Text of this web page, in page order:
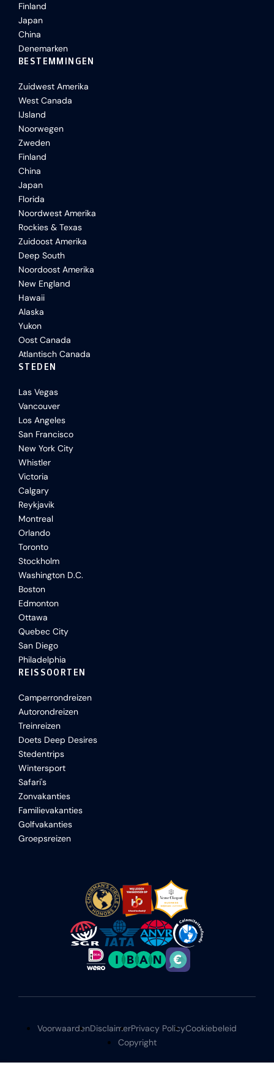
Finland
Japan
China
Denemarken
BESTEMMINGEN
Zuidwest Amerika
West Canada
IJsland
Noorwegen
Zweden
Finland
China
Japan
Florida
Noordwest Amerika
Rockies & Texas
Zuidoost Amerika
Deep South
Noordoost Amerika
New England
Hawaii
Alaska
Yukon
Oost Canada
Atlantisch Canada
STEDEN
Las Vegas
Vancouver
Los Angeles
San Francisco
New York City
Whistler
Victoria
Calgary
Reykjavik
Montreal
Orlando
Toronto
Stockholm
Washington D.C.
Boston
Edmonton
Ottawa
Quebec City
San Diego
Philadelphia
REISSOORTEN
Camperrondreizen
Autorondreizen
Treinreizen
Doets Deep Desires
Stedentrips
Wintersport
Safari's
Zonvakanties
Familievakanties
Golfvakanties
Groepsreizen
VoorwaardenDisclaimerPrivacy PolicyCookiebeleid
Copyright